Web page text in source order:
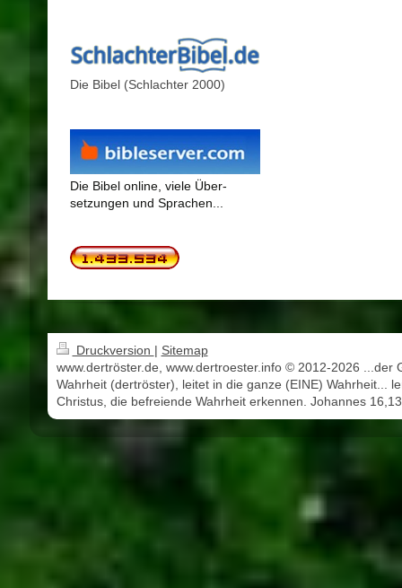
Die Bibel (Schlachter 2000)
Die Bibel online, viele Über-
setzungen und Sprachen...
Druckversion | Sitemap
www.dertröster.de, www.dertroester.info © 2012-2026 ...der
Wahrheit (dertröster), leitet in die ganze (EINE) Wahrheit...
Christus, die befreiende Wahrheit erkennen. Johannes 16,13